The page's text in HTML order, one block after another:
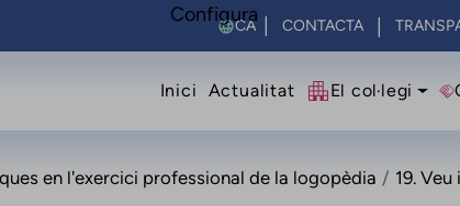
Select your language
CONTACTA
Navegació
Inici Actualitat El col·legi
en l'exercici professional de la logopèdia 19.
Configura